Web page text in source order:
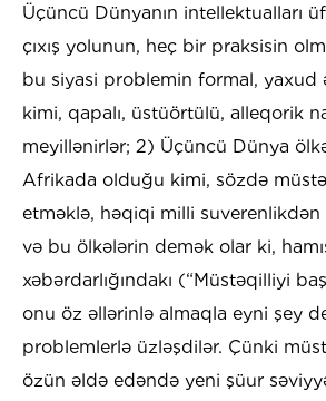
Üçüncü Dünyanın intellektualları
çıxış yolunun, heç bir praksisin
bu siyasi problemin formal, yaxud
kimi, qapalı, üstüörtülü, alleqorik
meyillənirlər; 2) Üçüncü Dünya
Afrikada olduğu kimi, sözdə
etməklə, həqiqi milli
və bu ölkələrin demək olar ki,
xəbərdarlığındakı (“Müstəqilliyi
onu öz əllərinlə almaqla eyni şey
problemlerlə üzləşdilər. Çünki
özün əldə edəndə yeni şüur